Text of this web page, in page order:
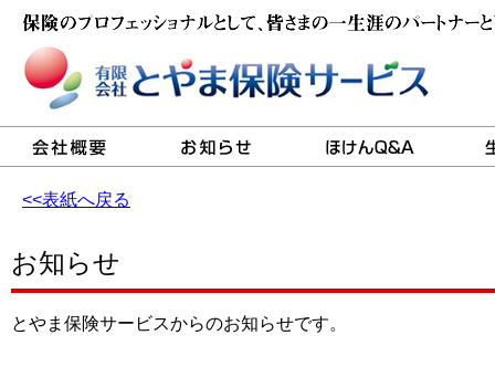
<<表紙へ戻る
お知らせ
とやま保険サービスからのお知らせです。